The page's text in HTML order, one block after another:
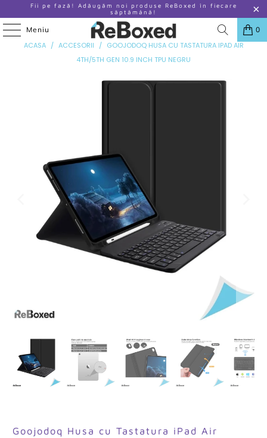
Fii pe fază! Adăugăm noi produse ReBoxed în fiecare
săptămână!
Meniu 0
ANTERIOR | URMATOR
ACASA / ACCESORII / GOOJODOQ HUSA CU TASTATURA IPAD AIR
4TH/5TH GEN 10.9 INCH TPU NEGRU
Goojodoq Husa cu Tastatura iPad Air